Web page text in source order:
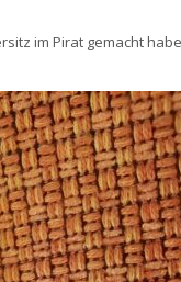
im Pirat gemacht